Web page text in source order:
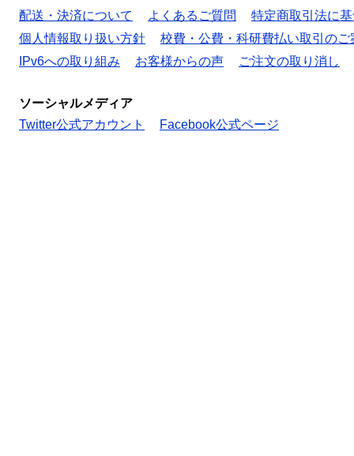
配送・決済について
よくあるご質問
特定商取引法に
個人情報取り扱い方針
校費・公費・科研費払い取引のご
IPv6への取り組み
お客様からの声 ご注文の取り消し
ソーシャルメディア
Twitter公式アカウント
Facebook公式ページ